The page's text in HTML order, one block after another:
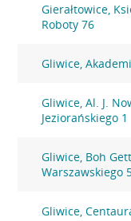
Gierałtowice,
Roboty 76
Gliwice,
Gliwice, Al. J.
Jeziorańskiego 1
Gliwice, Boh
Warszawskiego
Gliwice,